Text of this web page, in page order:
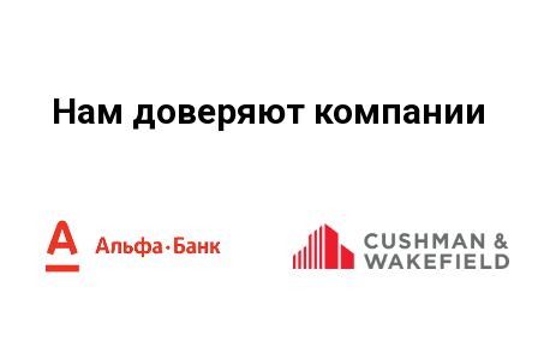
Нам доверяют компании